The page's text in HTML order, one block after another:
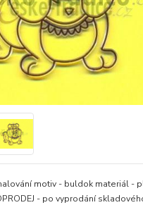
motiv - buldok materiál -
- po vyprodání